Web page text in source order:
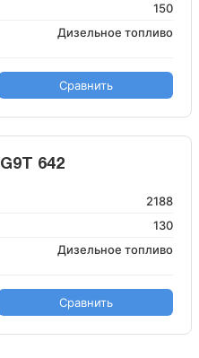
150
Дизельное топливо
Сравнить
642
2188
130
Дизельное топливо
Сравнить